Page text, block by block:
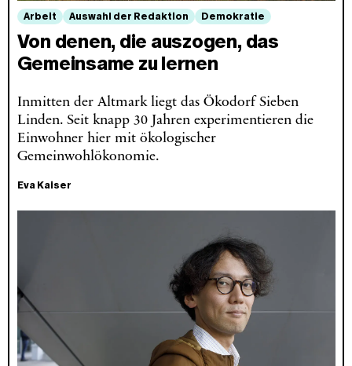
Arbeit Auswahl der Redaktion Demokratie
Von denen, die auszogen, das
Gemeinsame zu lernen
Inmitten der Altmark liegt das Ökodorf Sieben
Linden. Seit knapp 30 Jahren experimentieren die
Einwohner hier mit ökologischer
Gemeinwohlökonomie.
Eva Kaiser